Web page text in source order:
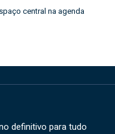
central na agenda
definitivo para tudo